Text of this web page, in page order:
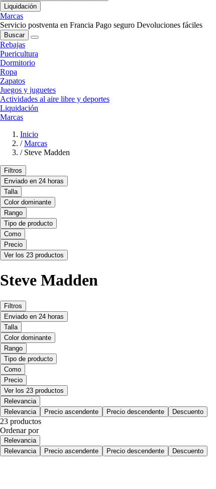
Liquidación
Marcas
Servicio postventa en Francia Pago seguro Devoluciones fáciles
Buscar
Rebajas
Puericultura
Dormitorio
Ropa
Zapatos
Juegos y juguetes
Actividades al aire libre y deportes
Liquidación
Marcas
Inicio
/ Marcas
/ Steve Madden
Filtros
Enviado en 24 horas
Talla
Color dominante
Rango
Tipo de producto
Como
Precio
Ver los 23 productos
Steve Madden
Filtros
Enviado en 24 horas
Talla
Color dominante
Rango
Tipo de producto
Como
Precio
Ver los 23 productos
Relevancia
Relevancia
Precio ascendente Precio descendente Descuento
23 productos
Ordenar por
Relevancia
Relevancia
Precio ascendente Precio descendente Descuento